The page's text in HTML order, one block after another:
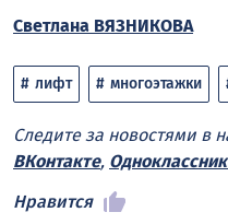
Светлана ВЯЗНИКОВА
лифт многоэтажки
Следите за новостями в
ВКонтакте,
Нравится